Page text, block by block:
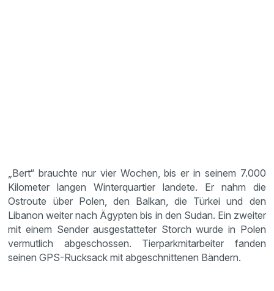
„Bert“ brauchte nur vier Wochen, bis er in seinem 7.000
Kilometer langen Winterquartier landete. Er nahm die
Ostroute über Polen, den Balkan, die Türkei und den
Libanon weiter nach Ägypten bis in den Sudan. Ein zweiter
mit einem Sender ausgestatteter Storch wurde in Polen
vermutlich abgeschossen. Tierparkmitarbeiter fanden
seinen GPS-Rucksack mit abgeschnittenen Bändern.